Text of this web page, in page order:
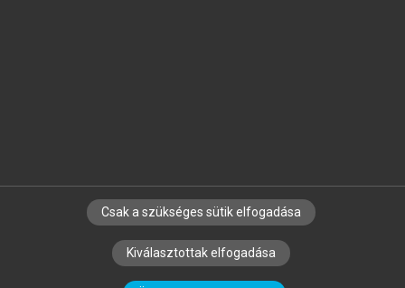
SZERZŐKNEK CÉGEKNEK KÖNYVTÁROSOKNAK
SZERKESZTÉSI ÉS LEKTORÁLÁSI ALAPELVEK
Csak a szükséges sütik elfogadása
Kiválasztottak elfogadása